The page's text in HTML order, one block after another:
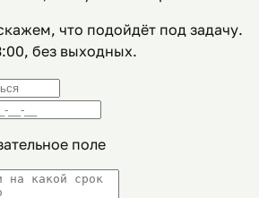
что подойдёт под задачу.
без выходных.
поле